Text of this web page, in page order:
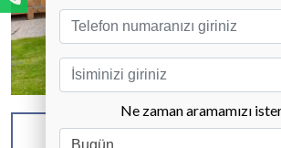
Tüm Fotoğrafları Göster
Ne zaman aramamızı